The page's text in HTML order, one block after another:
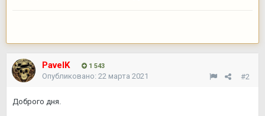
PavelK 1 543
#2
Опубликовано: 22 марта 2021
Доброго дня.